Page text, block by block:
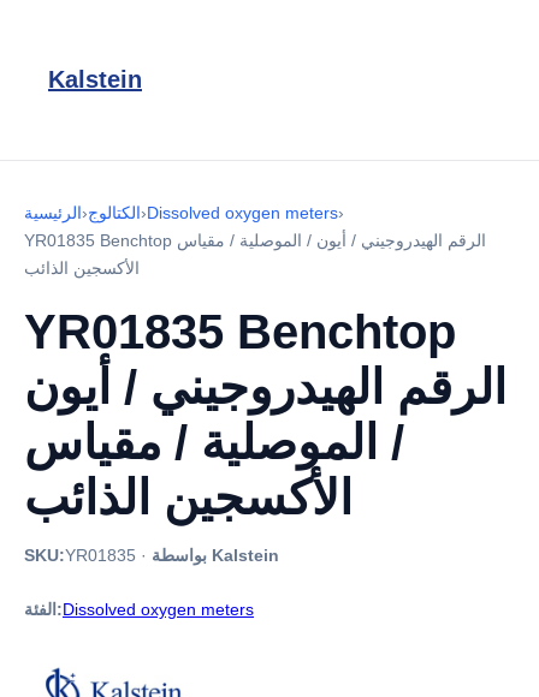
Kalstein
الرئيسية›الكتالوج›Dissolved oxygen meters›
YR01835 Benchtop الرقم الهيدروجيني / أيون / الموصلية / مقياس
الأكسجين الذائب
YR01835 Benchtop
الرقم الهيدروجيني / أيون
/ الموصلية / مقياس
الأكسجين الذائب
SKU:YR01835 · بواسطة Kalstein
الفئة:Dissolved oxygen meters